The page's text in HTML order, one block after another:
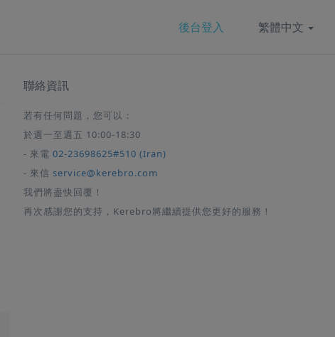
後台登入 繁體中文
聯絡資訊
若有任何問題，您可以：
於週一至週五 10:00-18:30
- 來電 02-23698625#510 (Iran)
- 來信 service@kerebro.com
我們將盡快回覆！
再次感謝您的支持，Kerebro將繼續提供您更好的服務！